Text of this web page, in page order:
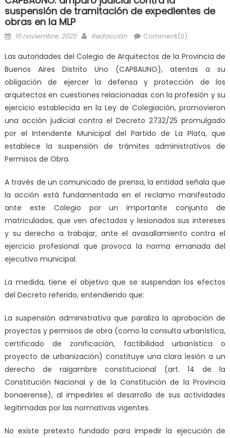
suspensión de tramitación de expedientes de
obras en la MLP
16 noviembre, 2025 Redacción Comment(0)
Las autoridades del Colegio de Arquitectos de la Provincia de
Buenos Aires Distrito Uno (CAPBAUNO), atentas a su
obligación de ejercer la defensa y protección de los
arquitectos en cuestiones relacionadas con la profesión y su
ejercicio establecida en la Ley de Colegiación, promovieron
una acción judicial contra el Decreto 2732/25 promulgado
por el Intendente Municipal del Partido de La Plata, que
establece la suspensión de trámites administrativos de
Permisos de Obra.
A través de un comunicado de prensa, la entidad señala que
la acción está fundamentada en el reclamo manifestado
ante este Colegio por un importante conjunto de
matriculados, que ven afectados y lesionados sus intereses
y su derecho a trabajar, ante el avasallamiento contra el
ejercicio profesional que provoca la norma emanada del
ejecutivo municipal.
La medida, tiene el objetivo que se suspendan los efectos
del Decreto referido, entendiendo que:
La suspensión administrativa que paraliza la aprobación de
proyectos y permisos de obra (como la consulta urbanística,
certificado de zonificación, factibilidad urbanística o
proyecto de urbanización) constituye una clara lesión a un
derecho de raigambre constitucional (art. 14 de la
Constitución Nacional y de la Constitución de la Provincia
bonaerense), al impedirles el desarrollo de sus actividades
legitimadas por las normativas vigentes.
No existe pretexto fundado para impedir la ejecución de